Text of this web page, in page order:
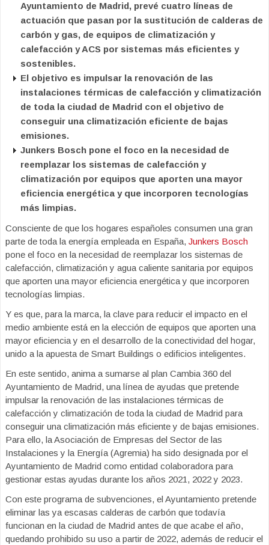
Ayuntamiento de Madrid, prevé cuatro líneas de
actuación que pasan por la sustitución de calderas de
carbón y gas, de equipos de climatización y
calefacción y ACS por sistemas más eficientes y
sostenibles.
El objetivo es impulsar la renovación de las
instalaciones térmicas de calefacción y climatización
de toda la ciudad de Madrid con el objetivo de
conseguir una climatización eficiente de bajas
emisiones.
Junkers Bosch pone el foco en la necesidad de
reemplazar los sistemas de calefacción y
climatización por equipos que aporten una mayor
eficiencia energética y que incorporen tecnologías
más limpias.
Consciente de que los hogares españoles consumen una gran
parte de toda la energía empleada en España, Junkers Bosch
pone el foco en la necesidad de reemplazar los sistemas de
calefacción, climatización y agua caliente sanitaria por equipos
que aporten una mayor eficiencia energética y que incorporen
tecnologías limpias.
Y es que, para la marca, la clave para reducir el impacto en el
medio ambiente está en la elección de equipos que aporten una
mayor eficiencia y en el desarrollo de la conectividad del hogar,
unido a la apuesta de Smart Buildings o edificios inteligentes.
En este sentido, anima a sumarse al plan Cambia 360 del
Ayuntamiento de Madrid, una línea de ayudas que pretende
impulsar la renovación de las instalaciones térmicas de
calefacción y climatización de toda la ciudad de Madrid para
conseguir una climatización más eficiente y de bajas emisiones.
Para ello, la Asociación de Empresas del Sector de las
Instalaciones y la Energía (Agremia) ha sido designada por el
Ayuntamiento de Madrid como entidad colaboradora para
gestionar estas ayudas durante los años 2021, 2022 y 2023.
Con este programa de subvenciones, el Ayuntamiento pretende
eliminar las ya escasas calderas de carbón que todavía
funcionan en la ciudad de Madrid antes de que acabe el año,
quedando prohibido su uso a partir de 2022, además de reducir el